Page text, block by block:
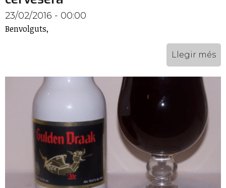
23/02/2016 - 00:00
Benvolguts,
Llegir més